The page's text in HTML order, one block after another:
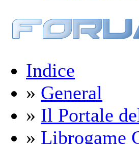
Indice
» General
» Il Portale
» Librogame